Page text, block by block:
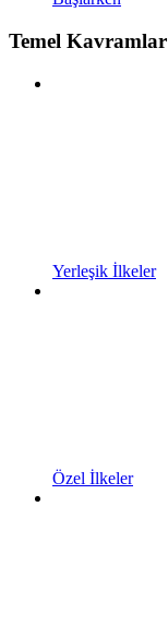
Temel Kavramlar
Yerleşik İlkeler
Özel İlkeler